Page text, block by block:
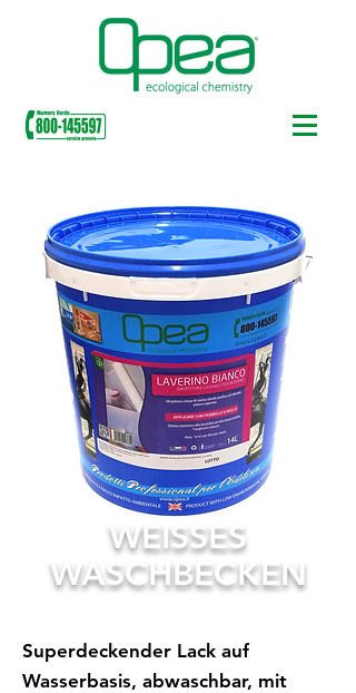
WEISSES
WASCHBECKEN
Superdeckender Lack auf
Wasserbasis, abwaschbar, mit